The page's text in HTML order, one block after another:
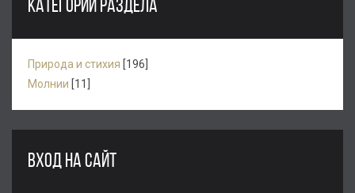
КАТЕГОРИИ РАЗДЕЛА
Природа и стихия [196]
Молнии [11]
ВХОД НА САЙТ